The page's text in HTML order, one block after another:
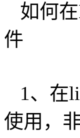
如何
件
1、在
使用，